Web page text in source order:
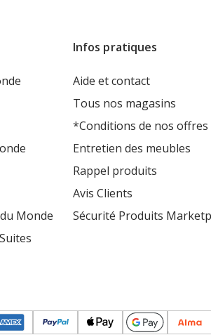
Monde
Infos pratiques
Aide et contact
Tous nos magasins
*Conditions de nos offres
Entretien des meubles
Rappel produits
Avis Clients
Sécurité Produits